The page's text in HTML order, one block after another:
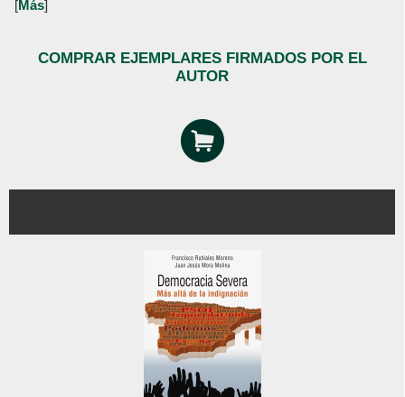
[Más]
COMPRAR EJEMPLARES FIRMADOS POR EL
AUTOR